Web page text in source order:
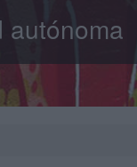
autónoma